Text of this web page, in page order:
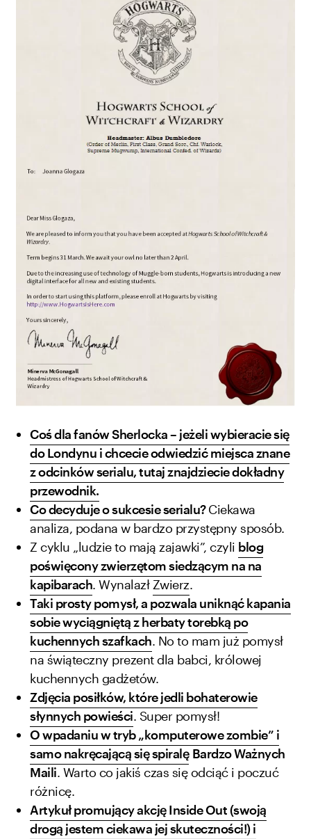
Coś dla fanów Sherlocka – jeżeli wybieracie się
do Londynu i chcecie odwiedzić miejsca znane
z odcinków serialu, tutaj znajdziecie dokładny
przewodnik.
Co decyduje o sukcesie serialu?Ciekawa
analiza, podana w bardzo przystępny sposób.
Z cyklu „ludzie to mają zajawki”, czyli blog
poświęcony zwierzętom siedzącym na na
kapibarach. Wynalazł Zwierz.
Taki prosty pomysł, a pozwala uniknąć kapania
sobie wyciągniętą z herbaty torebką po
kuchennych szafkach. No to mam już pomysł
na świąteczny prezent dla babci, królowej
kuchennych gadżetów.
Zdjęcia posiłków, które jedli bohaterowie
słynnych powieści. Super pomysł!
O wpadaniu w tryb „komputerowe zombie” i
samo nakręcającą się spiralę Bardzo Ważnych
Maili. Warto co jakiś czas się odciąć i poczuć
różnicę.
Artykuł promujący akcję Inside Out (swoją
drogą jestem ciekawa jej skuteczności!) i